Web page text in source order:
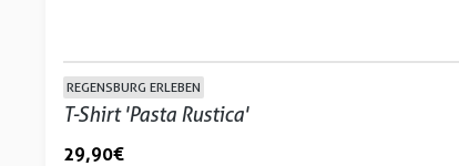
REGENSBURG ERLEBEN
T-Shirt 'Pasta Rustica'
29,90 €